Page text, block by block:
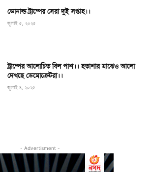
ডোনাল্ড ট্রাম্পের সেরা দুই সপ্তাহ।।
জুলাই ৫, ২০২৫
ট্রাম্পের আলোচিত বিল পাশ।। হতাশার মাঝেও আলো
দেখছে ডেমোক্রেটরা।।
জুলাই ৪, ২০২৫
- Advertisment -